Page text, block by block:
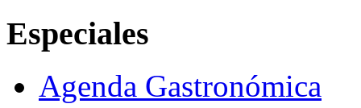
Especiales
Agenda Gastronómica